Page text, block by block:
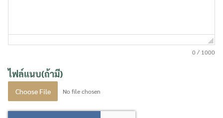
0 / 1000
ไฟล์แนบ(ถ้ามี)
Choose File No file chosen